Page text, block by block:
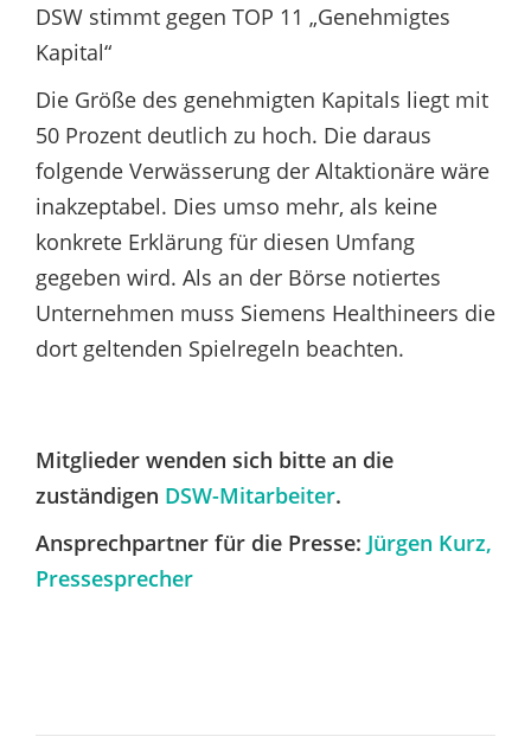
DSW stimmt gegen TOP 11 „Genehmigtes
Kapital“
Die Größe des genehmigten Kapitals liegt mit
50 Prozent deutlich zu hoch. Die daraus
folgende Verwässerung der Altaktionäre wäre
inakzeptabel. Dies umso mehr, als keine
konkrete Erklärung für diesen Umfang
gegeben wird. Als an der Börse notiertes
Unternehmen muss Siemens Healthineers die
dort geltenden Spielregeln beachten.
Mitglieder wenden sich bitte an die
zuständigen DSW-Mitarbeiter.
Ansprechpartner für die Presse: Jürgen Kurz,
Pressesprecher